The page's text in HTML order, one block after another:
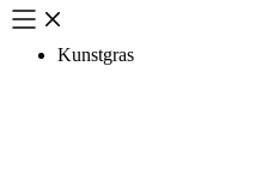
Kunstgras